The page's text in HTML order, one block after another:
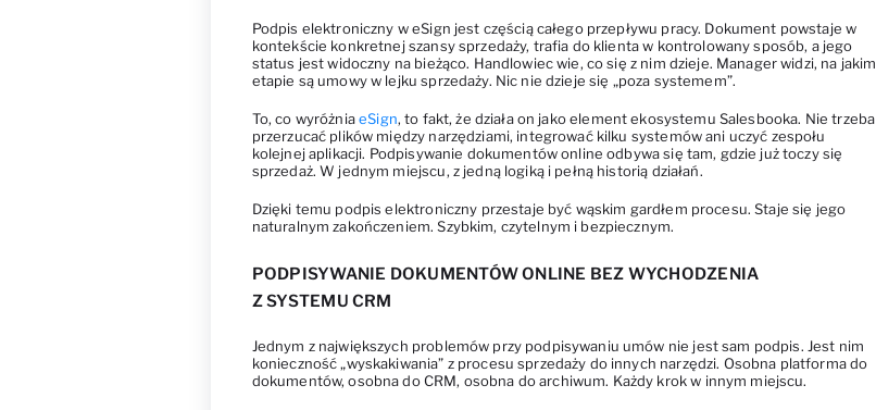
Podpis elektroniczny w eSign jest częścią całego przepływu pracy. Dokument powstaje w
kontekście konkretnej szansy sprzedaży, trafia do klienta w kontrolowany sposób, a jego
status jest widoczny na bieżąco. Handlowiec wie, co się z nim dzieje. Manager widzi, na jakim
etapie są umowy w lejku sprzedaży. Nic nie dzieje się „poza systemem”.
To, co wyróżniaeSign, to fakt, że działa on jako element ekosystemu Salesbooka. Nie trzeba
przerzucać plików między narzędziami, integrować kilku systemów ani uczyć zespołu
kolejnej aplikacji. Podpisywanie dokumentów online odbywa się tam, gdzie już toczy się
sprzedaż. W jednym miejscu, z jedną logiką i pełną historią działań.
Dzięki temu podpis elektroniczny przestaje być wąskim gardłem procesu. Staje się jego
naturalnym zakończeniem. Szybkim, czytelnym i bezpiecznym.
PODPISYWANIE DOKUMENTÓW ONLINE BEZ WYCHODZENIA
Z SYSTEMU CRM
Jednym z największych problemów przy podpisywaniu umów nie jest sam podpis. Jest nim
konieczność „wyskakiwania” z procesu sprzedaży do innych narzędzi. Osobna platforma do
dokumentów, osobna do CRM, osobna do archiwum. Każdy krok w innym miejscu.